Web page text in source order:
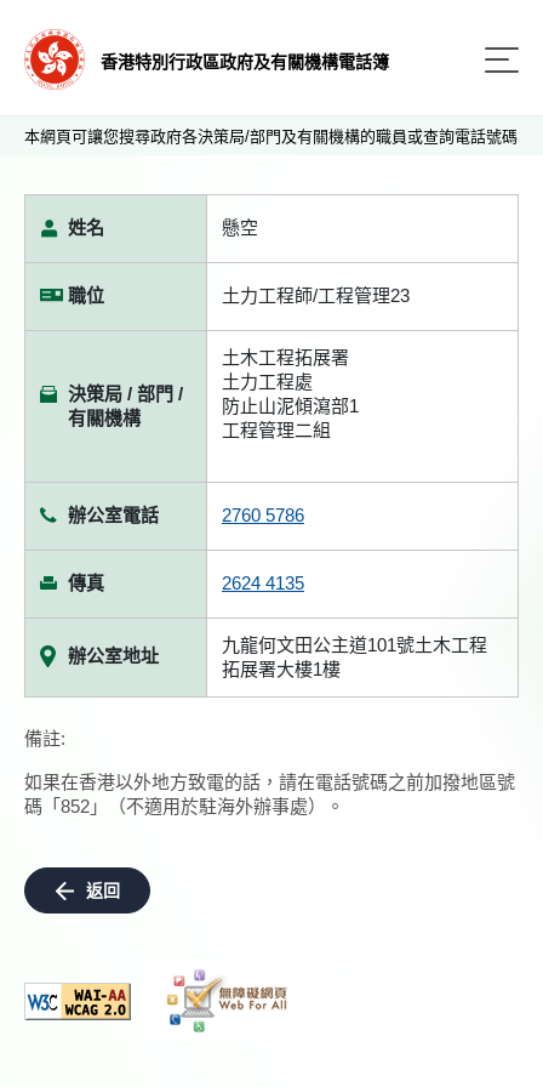
香港特別行政區政府及有關機構電話簿
本網頁可讓您搜尋政府各決策局/部門及有關機構的職員或查詢電話號碼
姓名 懸空
職位 土力工程師/工程管理23
決策局 / 部門 /
有關機構
土木工程拓展署
土力工程處
防止山泥傾瀉部1
工程管理二組
辦公室電話 2760 5786
傳真 2624 4135
辦公室地址
九龍何文田公主道101號土木工程
拓展署大樓1樓
備註:
如果在香港以外地方致電的話，請在電話號碼之前加撥地區號
碼「852」（不適用於駐海外辦事處）。
返回